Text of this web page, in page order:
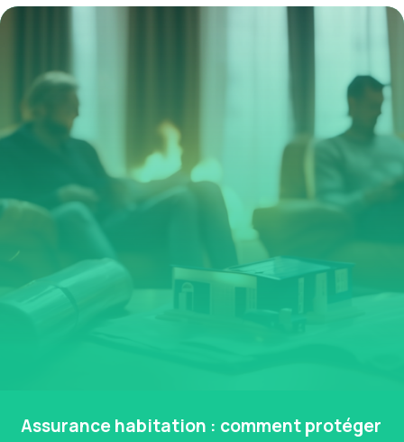
Assurance habitation : comment protéger